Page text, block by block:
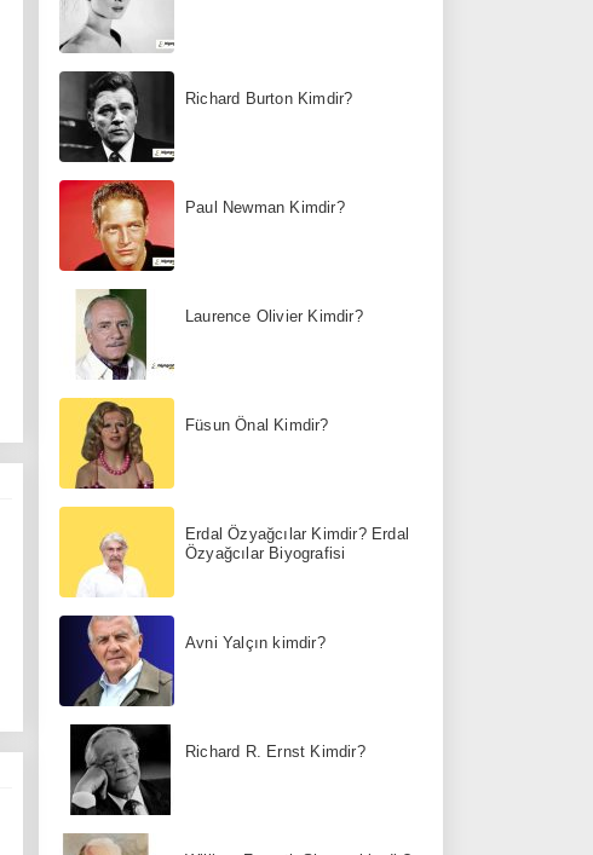
Richard Burton Kimdir?
Paul Newman Kimdir?
Laurence Olivier Kimdir?
Füsun Önal Kimdir?
Erdal Özyağcılar Kimdir? Erdal
Özyağcılar Biyografisi
Avni Yalçın kimdir?
Richard R. Ernst Kimdir?